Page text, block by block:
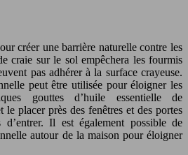
créer une barrière naturelle contre les
craie sur le sol empêchera les fourmis
pas adhérer à la surface crayeuse.
peut être utilisée pour éloigner les
gouttes d’huile essentielle de
placer près des fenêtres et des portes
d’entrer. Il est également possible de
autour de la maison pour éloigner